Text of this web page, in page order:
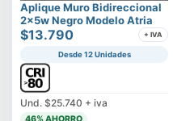
Aplique Muro Bidireccional
2x5w Negro Modelo Atria
$13.790 + IVA
Desde 12 Unidades
Und. $25.740 + iva